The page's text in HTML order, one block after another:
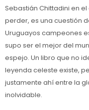
Sebastián Chittadini en
perder, es una cuestión
Uruguayos campeones
supo ser el mejor del
espejo. Un libro que no
leyenda celeste existe,
justamente ahí entre la
inolvidable.